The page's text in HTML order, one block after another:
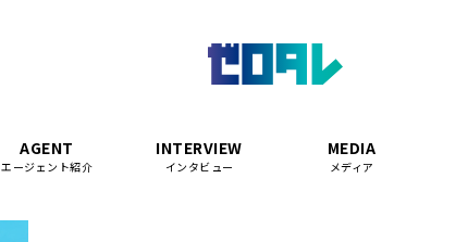
ロ
ホ
ー
ム
AGENT
エージェント紹介
INTERVIEW
インタビュー
MEDIA
メディア